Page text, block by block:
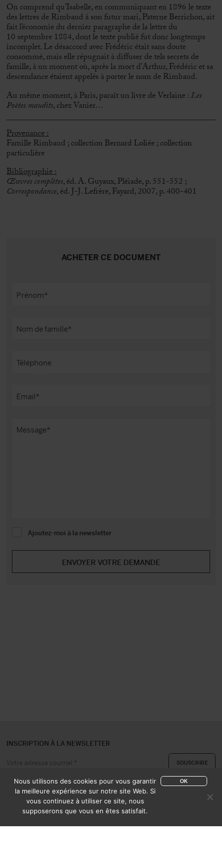
On comprend qu’Isabelle, en communiquant en 1896 le texte
des lettres de Rimbaud à son futur mari, Paterne Berrichon, ait
fait l’économie du dernier paragraphe de la lettre du
10 septembre 1884, dont le texte publié fut donc longtemps
incomplet. Le désaccord avec Frédéric était sans doute
consommé, mais elle répugnait à diffuser de tels secrets de
famille, à un moment où, après la mort d’Arthur, Frédéric et sa
descendance étaient appelés à porter le nom de Rimbaud.
Au même moment, à Paris, paraît un livre de Verlaine :Les
Poètes maudits, chez Vanier…
Provenance :
Famille Rimbaud ; collection Bernard Loliée ; collection
particulière
Bibliographie :
Œuvres complètes, éd. A. Guyaux, Pléiade, p. 551-552 ;
Correspondance, éd. J-J. Lefrère, Fayard, 2007, p. 400-401
ACHETER CE DOCUMENT
Ajoutez-moi à la newsletter
INSCRIPTION À LA NEWSLETTER
Nous utilisons des cookies pour vous garantir
la meilleure expérience sur notre site Web. Si
vous continuez à utiliser ce site, nous
supposerons que vous en êtes satisfait.
OK